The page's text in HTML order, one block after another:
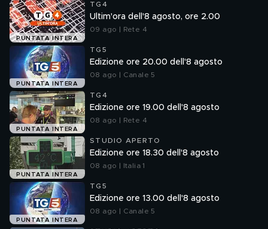
PUNTATA INTERA
TG4
Ultim'ora dell'8 agosto, ore 2.00
09 ago | Rete 4
PUNTATA INTERA
TG5
Edizione ore 20.00 dell'8 agosto
08 ago | Canale 5
PUNTATA INTERA
TG4
Edizione ore 19.00 dell'8 agosto
08 ago | Rete 4
PUNTATA INTERA
STUDIO APERTO
Edizione ore 18.30 dell'8 agosto
08 ago | Italia 1
PUNTATA INTERA
TG5
Edizione ore 13.00 dell'8 agosto
08 ago | Canale 5